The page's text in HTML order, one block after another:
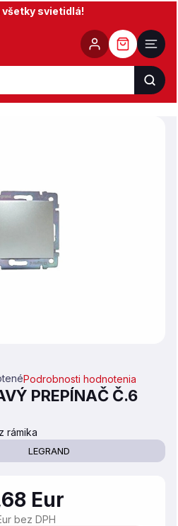
všetky svietidlá!
je 0,0 z 5 hviezdičiek.
Podrobnosti hodnotenia
PREPÍNAČ Č.6
rámika
LEGRAND
Eur
bez DPH